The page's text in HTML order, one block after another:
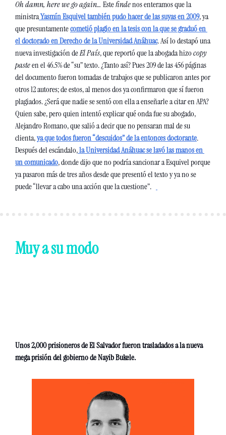
Oh damn, here we go again… Este finde nos enteramos que la
ministra Yasmín Esquivel también pudo hacer de las suyas en 2009, ya
que presuntamente cometió plagio en la tesis con la que se graduó en
el doctorado en Derecho de la Universidad Anáhuac. Así lo destapó una
nueva investigación de El País, que reportó que la abogada hizo copy
paste en el 46.5% de “su” texto. ¿Tanto así? Pues 209 de las 456 páginas
del documento fueron tomadas de trabajos que se publicaron antes por
otros 12 autores; de estos, al menos dos ya confirmaron que sí fueron
plagiados. ¿Será que nadie se sentó con ella a enseñarle a citar en APA?
Quien sabe, pero quien intentó explicar qué onda fue su abogado,
Alejandro Romano, que salió a decir que no pensaran mal de su
clienta, ya que todos fueron “descuidos” de la entonces doctorante.
Después del escándalo, la Universidad Anáhuac se lavó las manos en
un comunicado, donde dijo que no podría sancionar a Esquivel porque
ya pasaron más de tres años desde que presentó el texto y ya no se
puede “llevar a cabo una acción que la cuestione”.
Muy a su modo
Unos 2,000 prisioneros de El Salvador fueron trasladados a la nueva
mega prisión del gobierno de Nayib Bukele.